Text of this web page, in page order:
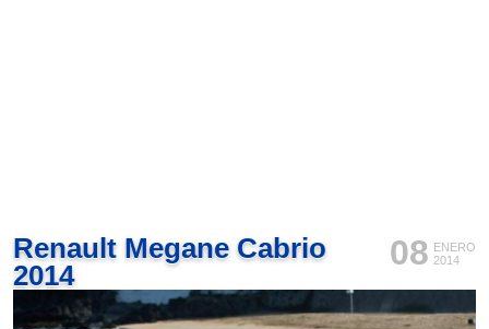
08 ENERO
2014
Renault Megane Cabrio
2014